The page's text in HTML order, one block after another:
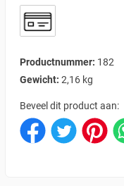
Productnummer: 182
Gewicht: 2,16 kg
Beveel dit product aan: